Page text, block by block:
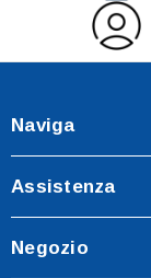
Naviga
Assistenza
Negozio